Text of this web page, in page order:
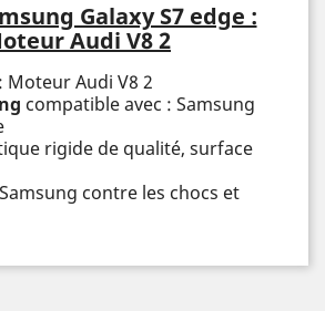
Galaxy S7 edge :
Audi V8 2
Moteur Audi V8 2
compatible avec : Samsung
rigide de qualité, surface
contre les chocs et